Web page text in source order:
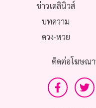
ข่าวเดลินิวส์
บทความ
ดวง-หวย
ติดต่อโฆษณา